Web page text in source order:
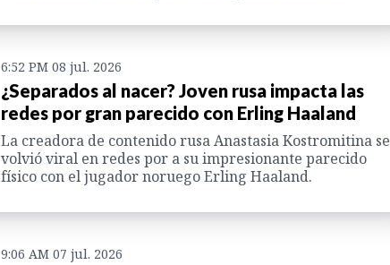
6:52 PM 08 jul. 2026
¿Separados al nacer? Joven rusa impacta las
redes por gran parecido con Erling Haaland
La creadora de contenido rusa Anastasia Kostromitina se
volvió viral en redes por a su impresionante parecido
físico con el jugador noruego Erling Haaland.
9:06 AM 07 jul. 2026